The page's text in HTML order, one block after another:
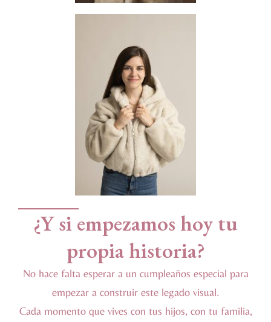
¿Y si empezamos hoy tu
propia historia?
No hace falta esperar a un cumpleaños especial para
empezar a construir este legado visual.
Cada momento que vives con tus hijos, con tu familia,